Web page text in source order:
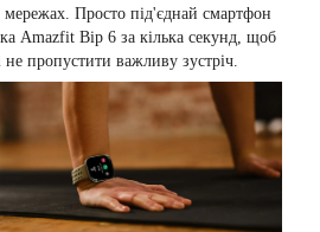
мережах. Просто під'єднай смартфон
Amazfit Bip 6 за кілька секунд, щоб
не пропустити важливу зустріч.